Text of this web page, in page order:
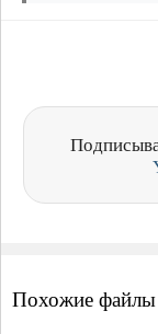
Похожие файлы